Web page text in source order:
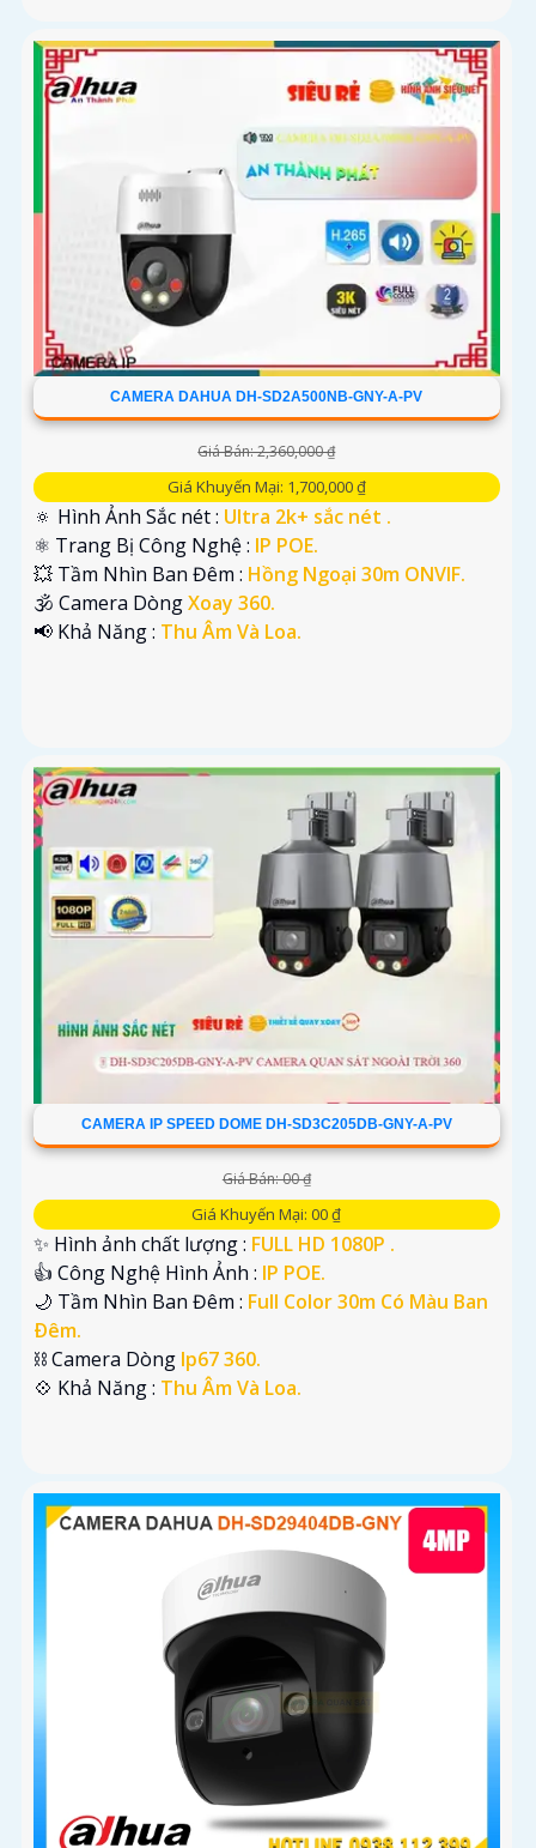
CAMERA DAHUA DH-SD2A500NB-GNY-A-PV
Giá Bán: 2,360,000 ₫
Giá Khuyến Mại: 1,700,000 ₫
🔅 Hình Ảnh Sắc nét : Ultra 2k+ sắc nét .
⚛️ Trang Bị Công Nghệ : IP POE.
💥 Tầm Nhìn Ban Đêm : Hồng Ngoại 30m ONVIF.
🕉️ Camera DòngXoay 360.
️📢 Khả Năng : Thu Âm Và Loa.
CAMERA IP SPEED DOME DH-SD3C205DB-GNY-A-PV
Giá Bán: 00 ₫
Giá Khuyến Mại: 00 ₫
✨ Hình ảnh chất lượng : FULL HD 1080P .
👍 Công Nghệ Hình Ảnh : IP POE.
🌙 Tầm Nhìn Ban Đêm : Full Color 30m Có Màu Ban
Ðêm.
⛓ Camera Dòng Ip67 360.
️💠 Khả Năng : Thu Âm Và Loa.